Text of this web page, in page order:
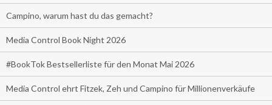
Campino, warum hast du das gemacht?
Media Control Book Night 2026
#BookTok Bestsellerliste für den Monat Mai 2026
Media Control ehrt Fitzek, Zeh und Campino für Millionenverkäufe